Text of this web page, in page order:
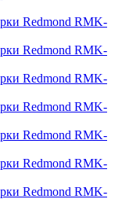
Redmond RMK-
Redmond RMK-
Redmond RMK-
Redmond RMK-
Redmond RMK-
Redmond RMK-
Redmond RMK-